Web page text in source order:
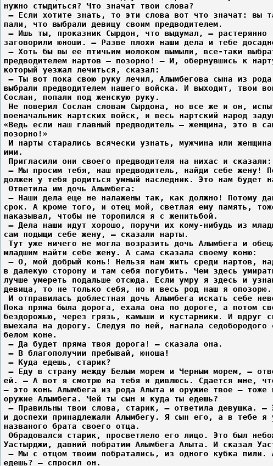
нужно стыдиться? Что значат твои слова?
– Если хотите знать, то эти слова вот что значат: вы
пали, что выбрали девицу своим предводителем.
– Ишь ты, проказник Сырдон, что выдумал, – растерянно
заговорили юноши. – Разве плохи наши дела и тебе
– Хоть бы вы ее птичьим молоком вымыли, все-таки
предводителем нартов – позорно! – И, обернувшись к
который уезжал лечиться, сказал:
– Ты вот пока свою руку лечил, Алымбегова сына из
выбрали предводителем нашего войска. И выходит, твои
Сослан, попали под женскую руку.
Не поверил Сослан словам Сырдона, но все же и он,
военачальник нартских войск, и весь нартский народ
«Ведь если наш главный предводитель – женщина, это в
позорно!»
И нарты старались всячески узнать, мужчина или
ими.
Пригласили они своего предводителя на нихас и сказали:
– Мы просим тебя, наш предводитель, найди себе жену!
должен у тебя родиться умный наследник. Это нам будет
Ответила им дочь Алымбега:
– Наши дела еще не налажены так, как должно! Потому
срок. А кроме того, и отец мой, светлая ему память,
наказывал, чтобы не торопился я с женитьбой.
– Дела наши идут хорошо, поручи их кому-нибудь из
сам подыщи себе жену, – сказали нарты.
Тут уже ничего не могла возразить дочь Алымбега и
младшим найти себе жену. А сама сказала своему коню:
– О, мой добрый конь! Нельзя нам жить среди нартов,
в далекую сторону и там себя погубить. Чем здесь
лучше умереть подальше отсюда. Если умру я здесь и
девица, то не только себя, но и весь род наш я опозорю.
И отправилась доблестная дочь Алымбега искать себе
Пока пряма была дорога, ехала она по дороге, а потом
бездорожью, через грязь, камыши и кустарники. И вдруг
выехала на дорогу. Следуя по ней, нагнала седобородого
белом коне.
– Да будет пряма твоя дорога! – сказала она.
– В благополучии пребывай, юноша!
– Куда едешь, старик?
– Еду в страну между Белым морем и Черным морем, –
ей. – А вот я смотрю на тебя и дивлюсь. Сдается мне,
– это конь Алымбега из рода Алыта и оружие твое – тоже
оружие Алымбега. Чей ты сын и куда ты едешь?
– Правильны твои слова, старик, – ответила девушка. –
и доспехи принадлежали Алымбегу. Я сын его, а в тебе я
названого брата своего отца.
Обрадовался старик, просветлело его лицо. Это был
Уастырджи, давний побратим Алымбега Алыта. И сказал
– Мы с отцом твоим побратались, из одного кубка пили.
едешь? – спросил он.